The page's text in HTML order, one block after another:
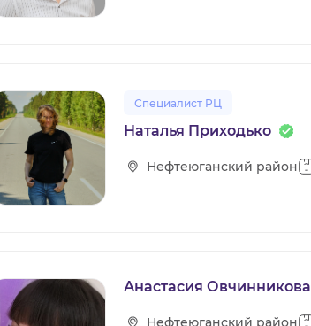
Специалист РЦ
Наталья Приходько
Нефтеюганский район
Анастасия Овчинникова
Нефтеюганский район